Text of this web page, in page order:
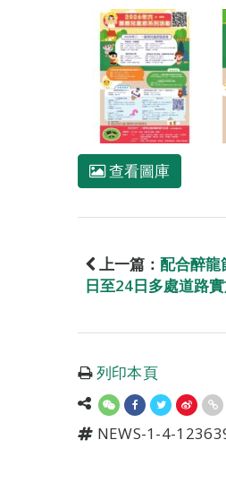
查看圖庫
上一篇： 配合醉
日至24日多處道路
列印本頁
NEWS-1-4-